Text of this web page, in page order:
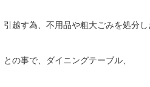
引越す為、不用品や粗大ごみを処分
との事で、ダイニングテーブル、